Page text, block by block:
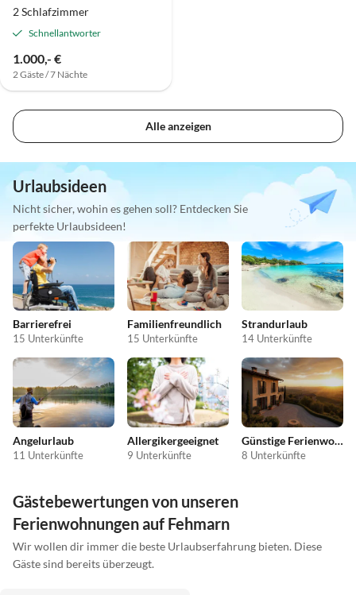
2 Schlafzimmer
Schnellantworter
1.000,- €
2 Gäste / 7 Nächte
Alle anzeigen
Urlaubsideen
Nicht sicher, wohin es gehen soll? Entdecken Sie
perfekte Urlaubsideen!
Barrierefrei
15 Unterkünfte
Familienfreundlich
15 Unterkünfte
Strandurlaub
14 Unterkünfte
Angelurlaub
11 Unterkünfte
Allergikergeeignet
9 Unterkünfte
Günstige Ferienwohnungen
8 Unterkünfte
Gästebewertungen von unseren
Ferienwohnungen auf Fehmarn
Wir wollen dir immer die beste Urlaubserfahrung bieten. Diese
Gäste sind bereits überzeugt.